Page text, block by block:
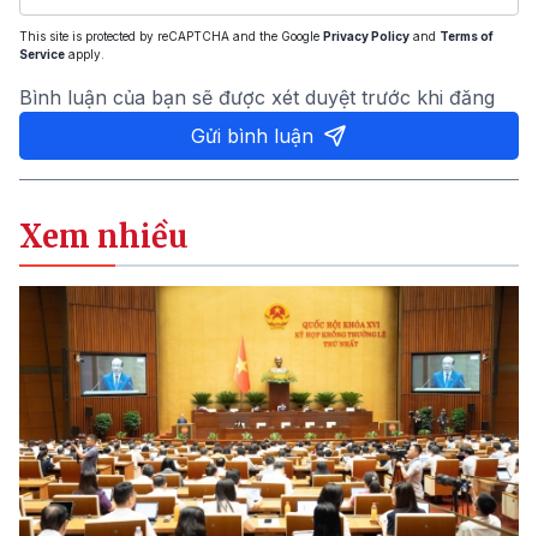
This site is protected by reCAPTCHA and the Google Privacy Policy and Terms of
Service apply.
Bình luận của bạn sẽ được xét duyệt trước khi đăng
Gửi bình luận
Xem nhiều